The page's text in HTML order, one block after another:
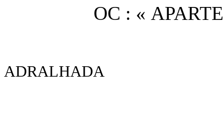
OC : «
ADRALHADA